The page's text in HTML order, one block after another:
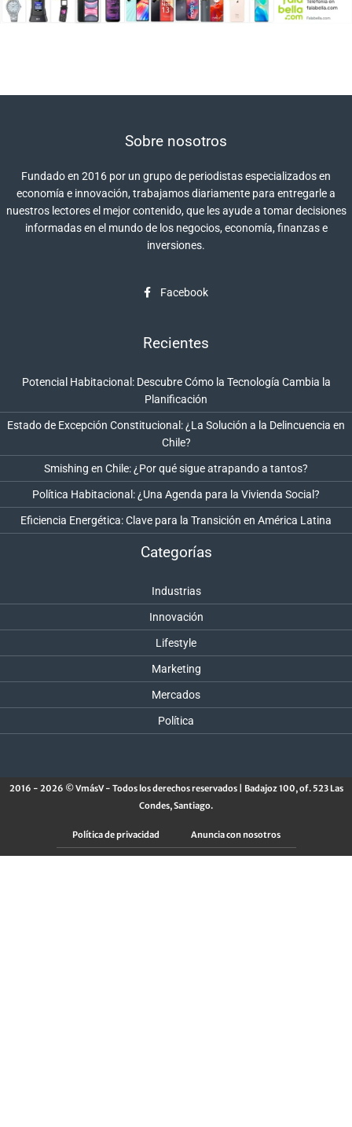
Sobre nosotros
Fundado en 2016 por un grupo de periodistas especializados en
economía e innovación, trabajamos diariamente para entregarle a
nuestros lectores el mejor contenido, que les ayude a tomar decisiones
informadas en el mundo de los negocios, economía, finanzas e
inversiones.
Facebook
Recientes
Potencial Habitacional: Descubre Cómo la Tecnología Cambia la
Planificación
Estado de Excepción Constitucional: ¿La Solución a la Delincuencia en
Chile?
Smishing en Chile: ¿Por qué sigue atrapando a tantos?
Política Habitacional: ¿Una Agenda para la Vivienda Social?
Eficiencia Energética: Clave para la Transición en América Latina
Categorías
Industrias
Innovación
Lifestyle
Marketing
Mercados
Política
2016 - 2026 © VmásV - Todos los derechos reservados | Badajoz 100, of. 523 Las
Condes, Santiago.
Política de privacidad Anuncia con nosotros